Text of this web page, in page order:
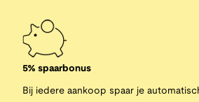
5% spaarbonus
Bij iedere aankoop spaar je